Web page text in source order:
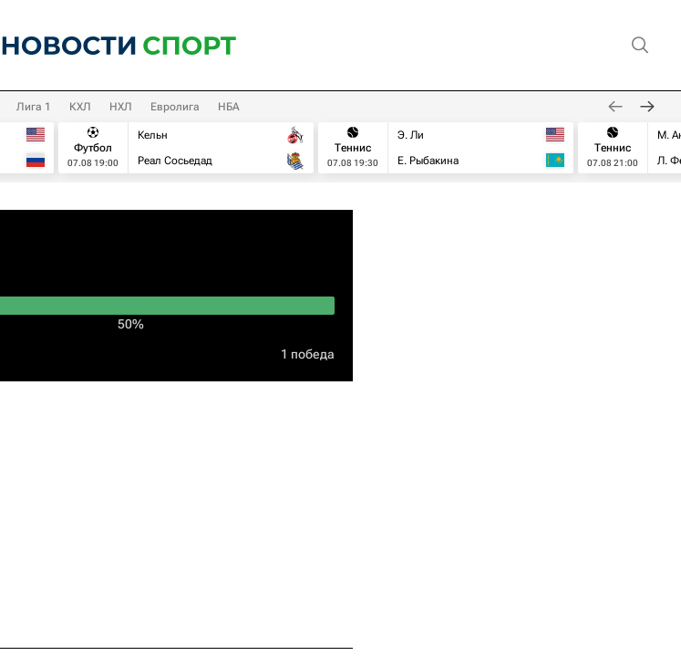
Лига 1 КХЛ НХЛ Евролига НБА
Футбол
07.08 19:00
Кельн
Реал Сосьедад
Теннис
07.08 19:30
Э. Ли
Е. Рыбакина
Теннис
07.08 21:00
М.
Л.
50%
1 победа